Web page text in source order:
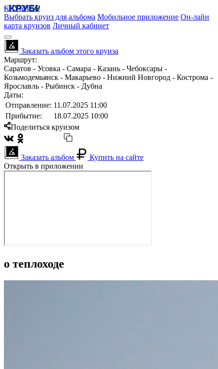
КРУБИСС
Выбрать круиз для альбома Мобильное приложение Он-лайн
карта круизов Личный кабинет
Заказать альбом этого круиза
Маршрут:
Саратов - Усовка - Самара - Казань - Чебоксары -
Козьмодемьянск - Макарьево - Нижний Новгород - Кострома -
Ярославль - Рыбинск - Дубна
Даты:
Отправление: 11.07.2025 11:00
Прибытие:
18.07.2025 10:00
Поделиться круизом
Заказать альбом
Купить на сайте
Открыть в приложении
о теплоходе